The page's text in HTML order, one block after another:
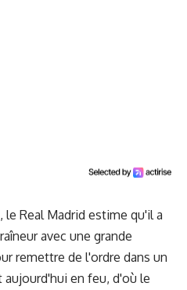
le Real Madrid estime qu'il a
avec une grande
remettre de l'ordre dans un
aujourd'hui en feu, d'où le